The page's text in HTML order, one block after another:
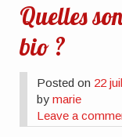
Quelles
bio ?
Posted on 22
bymarie
Leave a